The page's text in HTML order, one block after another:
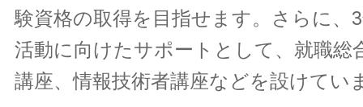
験資格の取得を目指せます。さらに、
活動に向けたサポートとして、就職総
講座、情報技術者講座などを設けてい